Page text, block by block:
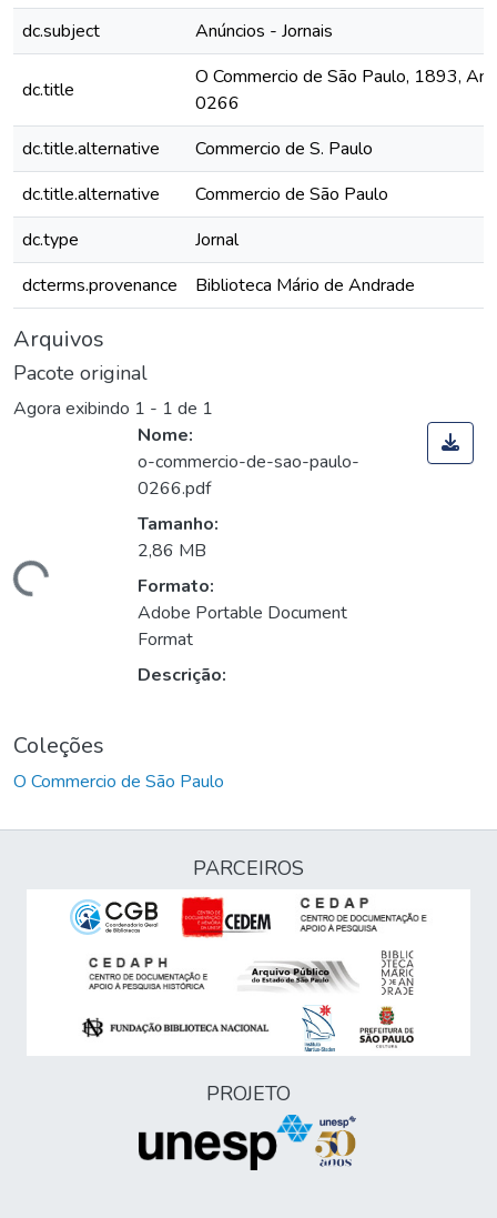
dc.subject
Anúncios - Jornais
dc.title
O Commercio de São Paulo, 1893,
0266
dc.title.alternative
Commercio de S. Paulo
dc.title.alternative
Commercio de São Paulo
dc.type
Jornal
dcterms.provenance
Biblioteca Mário de Andrade
Arquivos
Pacote original
Agora exibindo 1 - 1 de 1
Nome:
o-commercio-de-sao-paulo-
0266.pdf
Tamanho:
2,86 MB
Formato:
Adobe Portable Document
Format
Descrição:
Coleções
O Commercio de São Paulo
PARCEIROS
PROJETO